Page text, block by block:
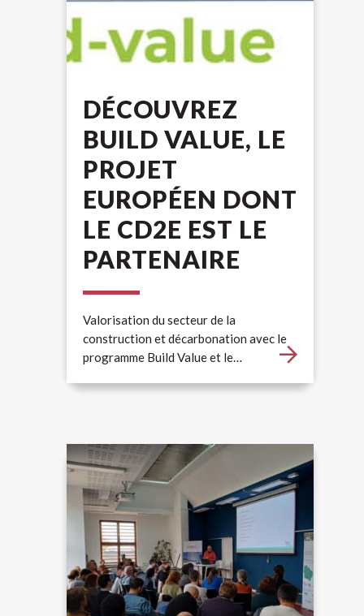
DÉCOUVREZ
BUILD VALUE, LE
PROJET
EUROPÉEN DONT
LE CD2E EST LE
PARTENAIRE
Valorisation du secteur de la
construction et décarbonation avec le
programme Build Value et le…